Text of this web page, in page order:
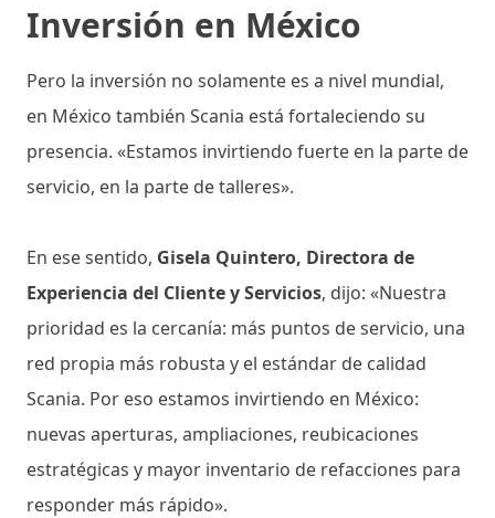
Inversión en México
Pero la inversión no solamente es a nivel mundial,
en México también Scania está fortaleciendo su
presencia. «Estamos invirtiendo fuerte en la parte de
servicio, en la parte de talleres».
En ese sentido, Gisela Quintero, Directora de
Experiencia del Cliente y Servicios, dijo: «Nuestra
prioridad es la cercanía: más puntos de servicio, una
red propia más robusta y el estándar de calidad
Scania. Por eso estamos invirtiendo en México:
nuevas aperturas, ampliaciones, reubicaciones
estratégicas y mayor inventario de refacciones para
responder más rápido».